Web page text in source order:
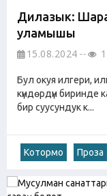
Дилазык:
уламышы
15.08.2024
Бул окуя илгери,
күндөрдүн
бир суусундук к...
Котормо Проза